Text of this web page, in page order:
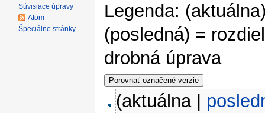
Legenda:
(posledná) =
drobná úprava
(aktuálna |
Súvisiace úpravy
Atom
Špeciálne stránky